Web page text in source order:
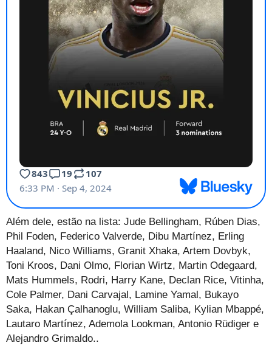
Além dele, estão na lista: Jude Bellingham, Rúben Dias,
Phil Foden, Federico Valverde, Dibu Martínez, Erling
Haaland, Nico Williams, Granit Xhaka, Artem Dovbyk,
Toni Kroos, Dani Olmo, Florian Wirtz, Martin Odegaard,
Mats Hummels, Rodri, Harry Kane, Declan Rice, Vitinha,
Cole Palmer, Dani Carvajal, Lamine Yamal, Bukayo
Saka, Hakan Çalhanoglu, William Saliba, Kylian Mbappé,
Lautaro Martínez, Ademola Lookman, Antonio Rüdiger e
Alejandro Grimaldo..